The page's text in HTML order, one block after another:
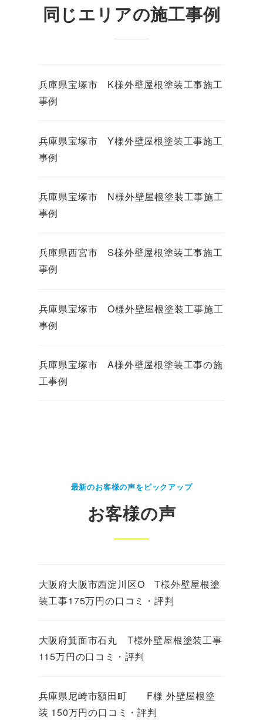
同じエリアの施工事例
兵庫県宝塚市 K様外壁屋根塗装工事施工
事例
兵庫県宝塚市 Y様外壁屋根塗装工事施工
事例
兵庫県宝塚市 N様外壁屋根塗装工事施工
事例
兵庫県西宮市 S様外壁屋根塗装工事施工
事例
兵庫県宝塚市 O様外壁屋根塗装工事施工
事例
兵庫県宝塚市 A様外壁屋根塗装工事の施
工事例
最新のお客様の声をピックアップ
お客様の声
大阪府大阪市西淀川区O T様外壁屋根塗
装工事175万円の口コミ・評判
大阪府箕面市石丸 T様外壁屋根塗装工事
115万円の口コミ・評判
兵庫県尼崎市額田町 F様 外壁屋根塗
装 150万円の口コミ・評判